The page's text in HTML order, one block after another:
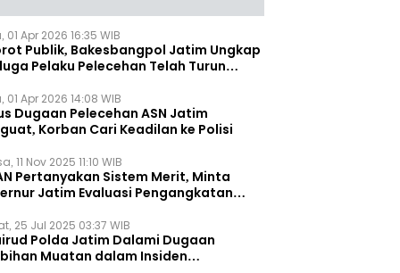
01 Apr 2026 16:35 WIB
Publik, Bakesbangpol Jatim Ungkap
Pelaku Pelecehan Telah Turun
01 Apr 2026 14:08 WIB
Dugaan Pelecehan ASN Jatim
Korban Cari Keadilan ke Polisi
11 Nov 2025 11:10 WIB
Pertanyakan Sistem Merit, Minta
Jatim Evaluasi Pengangkatan
25 Jul 2025 03:37 WIB
Polda Jatim Dalami Dugaan
Muatan dalam Insiden